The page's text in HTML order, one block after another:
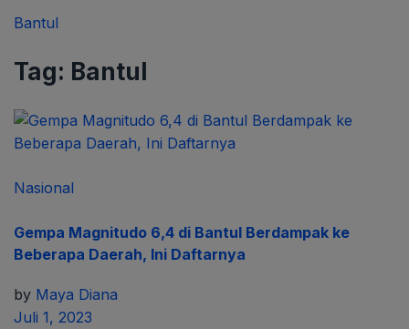
Bantul
Tag: Bantul
Nasional
Gempa Magnitudo 6,4 di Bantul Berdampak ke
Beberapa Daerah, Ini Daftarnya
by Maya Diana
Juli 1, 2023